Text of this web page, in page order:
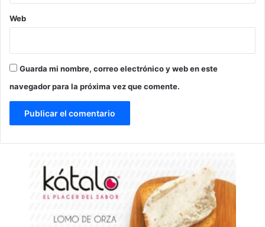
Web
Guarda mi nombre, correo electrónico y web en este
navegador para la próxima vez que comente.